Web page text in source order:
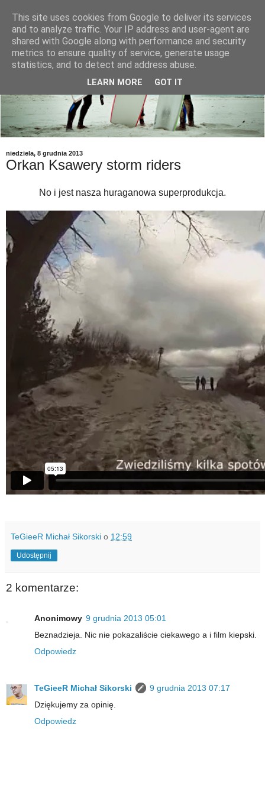
niedziela, 8 grudnia 2013
Orkan Ksawery storm riders
No i jest nasza huraganowa superprodukcja.
TeGieeR Michał Sikorski o 12:59
Udostępnij
2 komentarze:
Anonimowy 9 grudnia 2013 05:01
Beznadzieja. Nic nie pokazaliście ciekawego a i film kiepski.
Odpowiedz
TeGieeR Michał Sikorski
9 grudnia 2013 07:17
Dziękujemy za opinię.
Odpowiedz
This site uses cookies from Google to deliver its services
and to analyze traffic. Your IP address and user-agent are
shared with Google along with performance and security
metrics to ensure quality of service, generate usage
statistics, and to detect and address abuse.
LEARN MORE GOT IT